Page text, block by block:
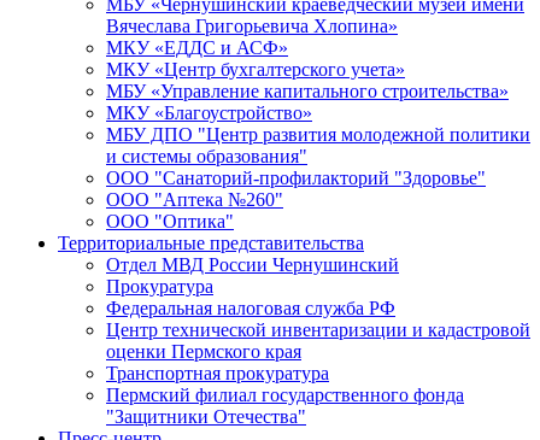
МБУ «Чернушинский краеведческий музей имени
Вячеслава Григорьевича Хлопина»
МКУ «ЕДДС и АСФ»
МКУ «Центр бухгалтерского учета»
МБУ «Управление капитального строительства»
МКУ «Благоустройство»
МБУ ДПО "Центр развития молодежной политики
и системы образования"
ООО "Санаторий-профилакторий "Здоровье"
ООО "Аптека №260"
ООО "Оптика"
Территориальные представительства
Отдел МВД России Чернушинский
Прокуратура
Федеральная налоговая служба РФ
Центр технической инвентаризации и кадастровой
оценки Пермского края
Транспортная прокуратура
Пермский филиал государственного фонда
"Защитники Отечества"